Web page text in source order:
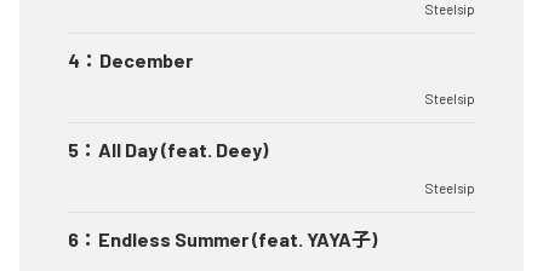
Steelsip
4 ： December
Steelsip
5 ： All Day (feat. Deey)
Steelsip
6 ： Endless Summer (feat. YAYA子)